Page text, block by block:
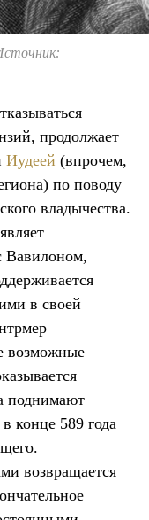
продолжает
Иудеей (впрочем,
по поводу
владычества.
Вавилоном,
в своей
возможные
поднимают
конце 589 года
возвращается